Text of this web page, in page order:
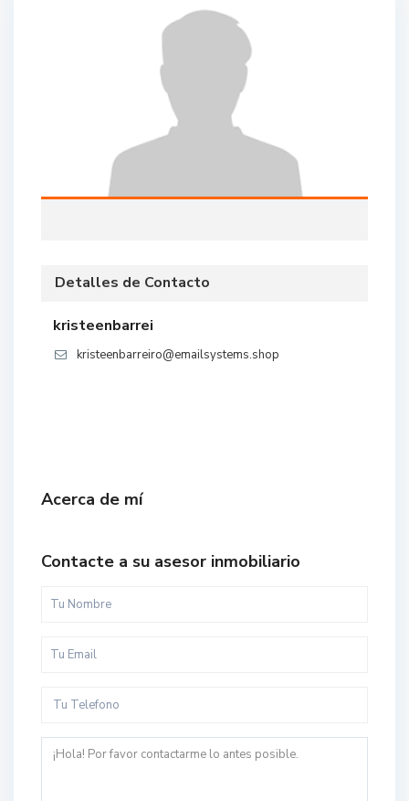
Detalles de Contacto
kristeenbarrei
kristeenbarreiro@emailsystems.shop
Acerca de mí
Contacte a su asesor inmobiliario